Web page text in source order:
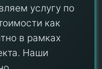
услугу по
как
в рамках
Наши